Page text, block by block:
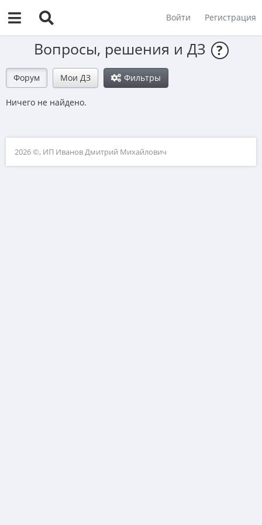
Войти Регистрация
Вопросы, решения и ДЗ ?
Форум Мои ДЗ Фильтры
Ничего не найдено.
2026 ©, ИП Иванов Дмитрий Михайлович